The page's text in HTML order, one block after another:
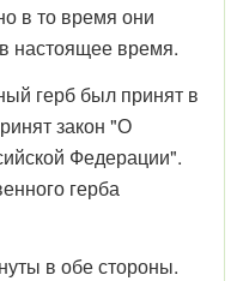
в то время они
настоящее время.
герб был принят в
закон "О
Федерации".
герба
в обе стороны.